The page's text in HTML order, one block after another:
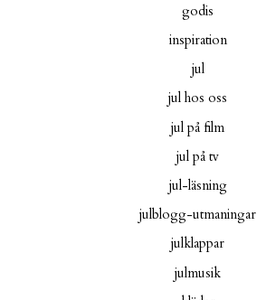
godis
inspiration
jul
jul hos oss
jul på film
jul på tv
jul-läsning
julblogg-utmaningar
julklappar
julmusik